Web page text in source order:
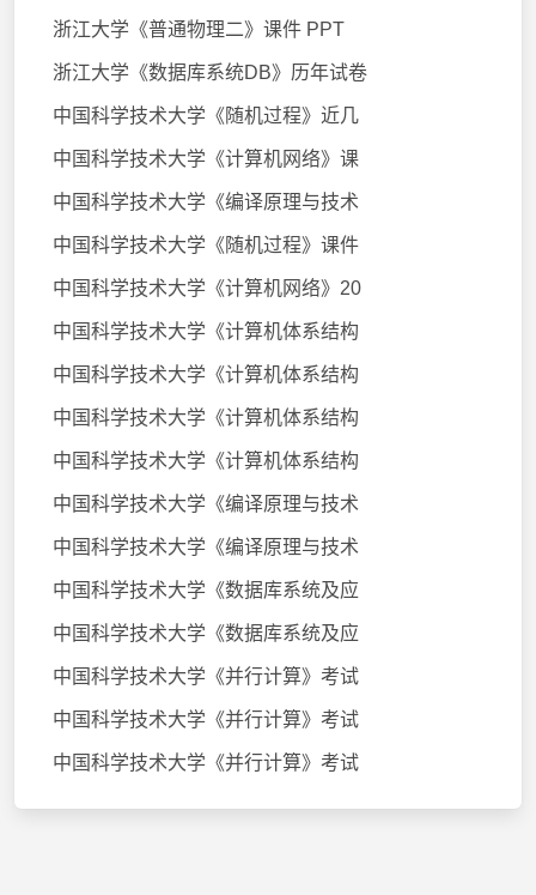
浙江大学《普通物理二》课件 PPT
浙江大学《数据库系统DB》历年试卷
中国科学技术大学《随机过程》近几
中国科学技术大学《计算机网络》课
中国科学技术大学《编译原理与技术
中国科学技术大学《随机过程》课件
中国科学技术大学《计算机网络》20
中国科学技术大学《计算机体系结构
中国科学技术大学《计算机体系结构
中国科学技术大学《计算机体系结构
中国科学技术大学《计算机体系结构
中国科学技术大学《编译原理与技术
中国科学技术大学《编译原理与技术
中国科学技术大学《数据库系统及应
中国科学技术大学《数据库系统及应
中国科学技术大学《并行计算》考试
中国科学技术大学《并行计算》考试
中国科学技术大学《并行计算》考试